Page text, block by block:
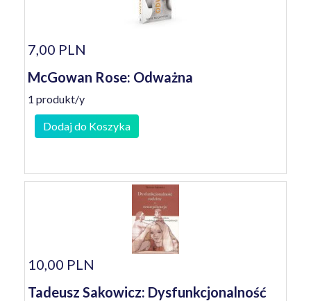
7,00 PLN
McGowan Rose: Odważna
1 produkt/y
Dodaj do Koszyka
10,00 PLN
Tadeusz Sakowicz: Dysfunkcjonalność